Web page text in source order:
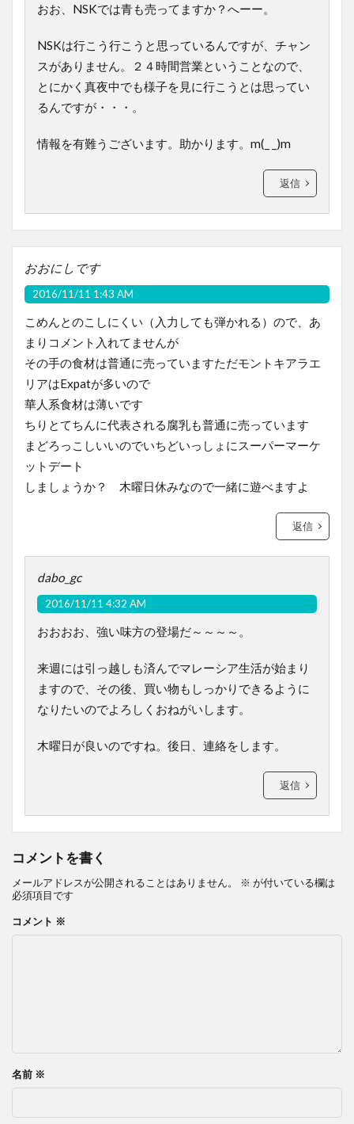
おお、NSKでは青も売ってますか？へーー。
NSKは行こう行こうと思っているんですが、チャン
スがありません。２４時間営業ということなので、
とにかく真夜中でも様子を見に行こうとは思ってい
るんですが・・・。
情報を有難うございます。助かります。m(_ _)m
返信
おおにしです
2016/11/11 1:43 AM
こめんとのこしにくい（入力しても弾かれる）ので、あ
まりコメント入れてませんが
その手の食材は普通に売っていますただモントキアラエ
リアはExpatが多いので
華人系食材は薄いです
ちりとてちんに代表される腐乳も普通に売っています
まどろっこしいいのでいちどいっしょにスーパーマーケ
ットデート
しましょうか？ 木曜日休みなので一緒に遊べますよ
返信
dabo_gc
2016/11/11 4:32 AM
おおおお、強い味方の登場だ～～～～。
来週には引っ越しも済んでマレーシア生活が始まり
ますので、その後、買い物もしっかりできるように
なりたいのでよろしくおねがいします。
木曜日が良いのですね。後日、連絡をします。
返信
コメントを書く
メールアドレスが公開されることはありません。 ※ が付いている欄は
必須項目です
コメント ※
名前 ※